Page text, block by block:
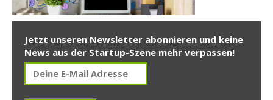
Jetzt unseren Newsletter abonnieren und keine
News aus der Startup-Szene mehr verpassen!